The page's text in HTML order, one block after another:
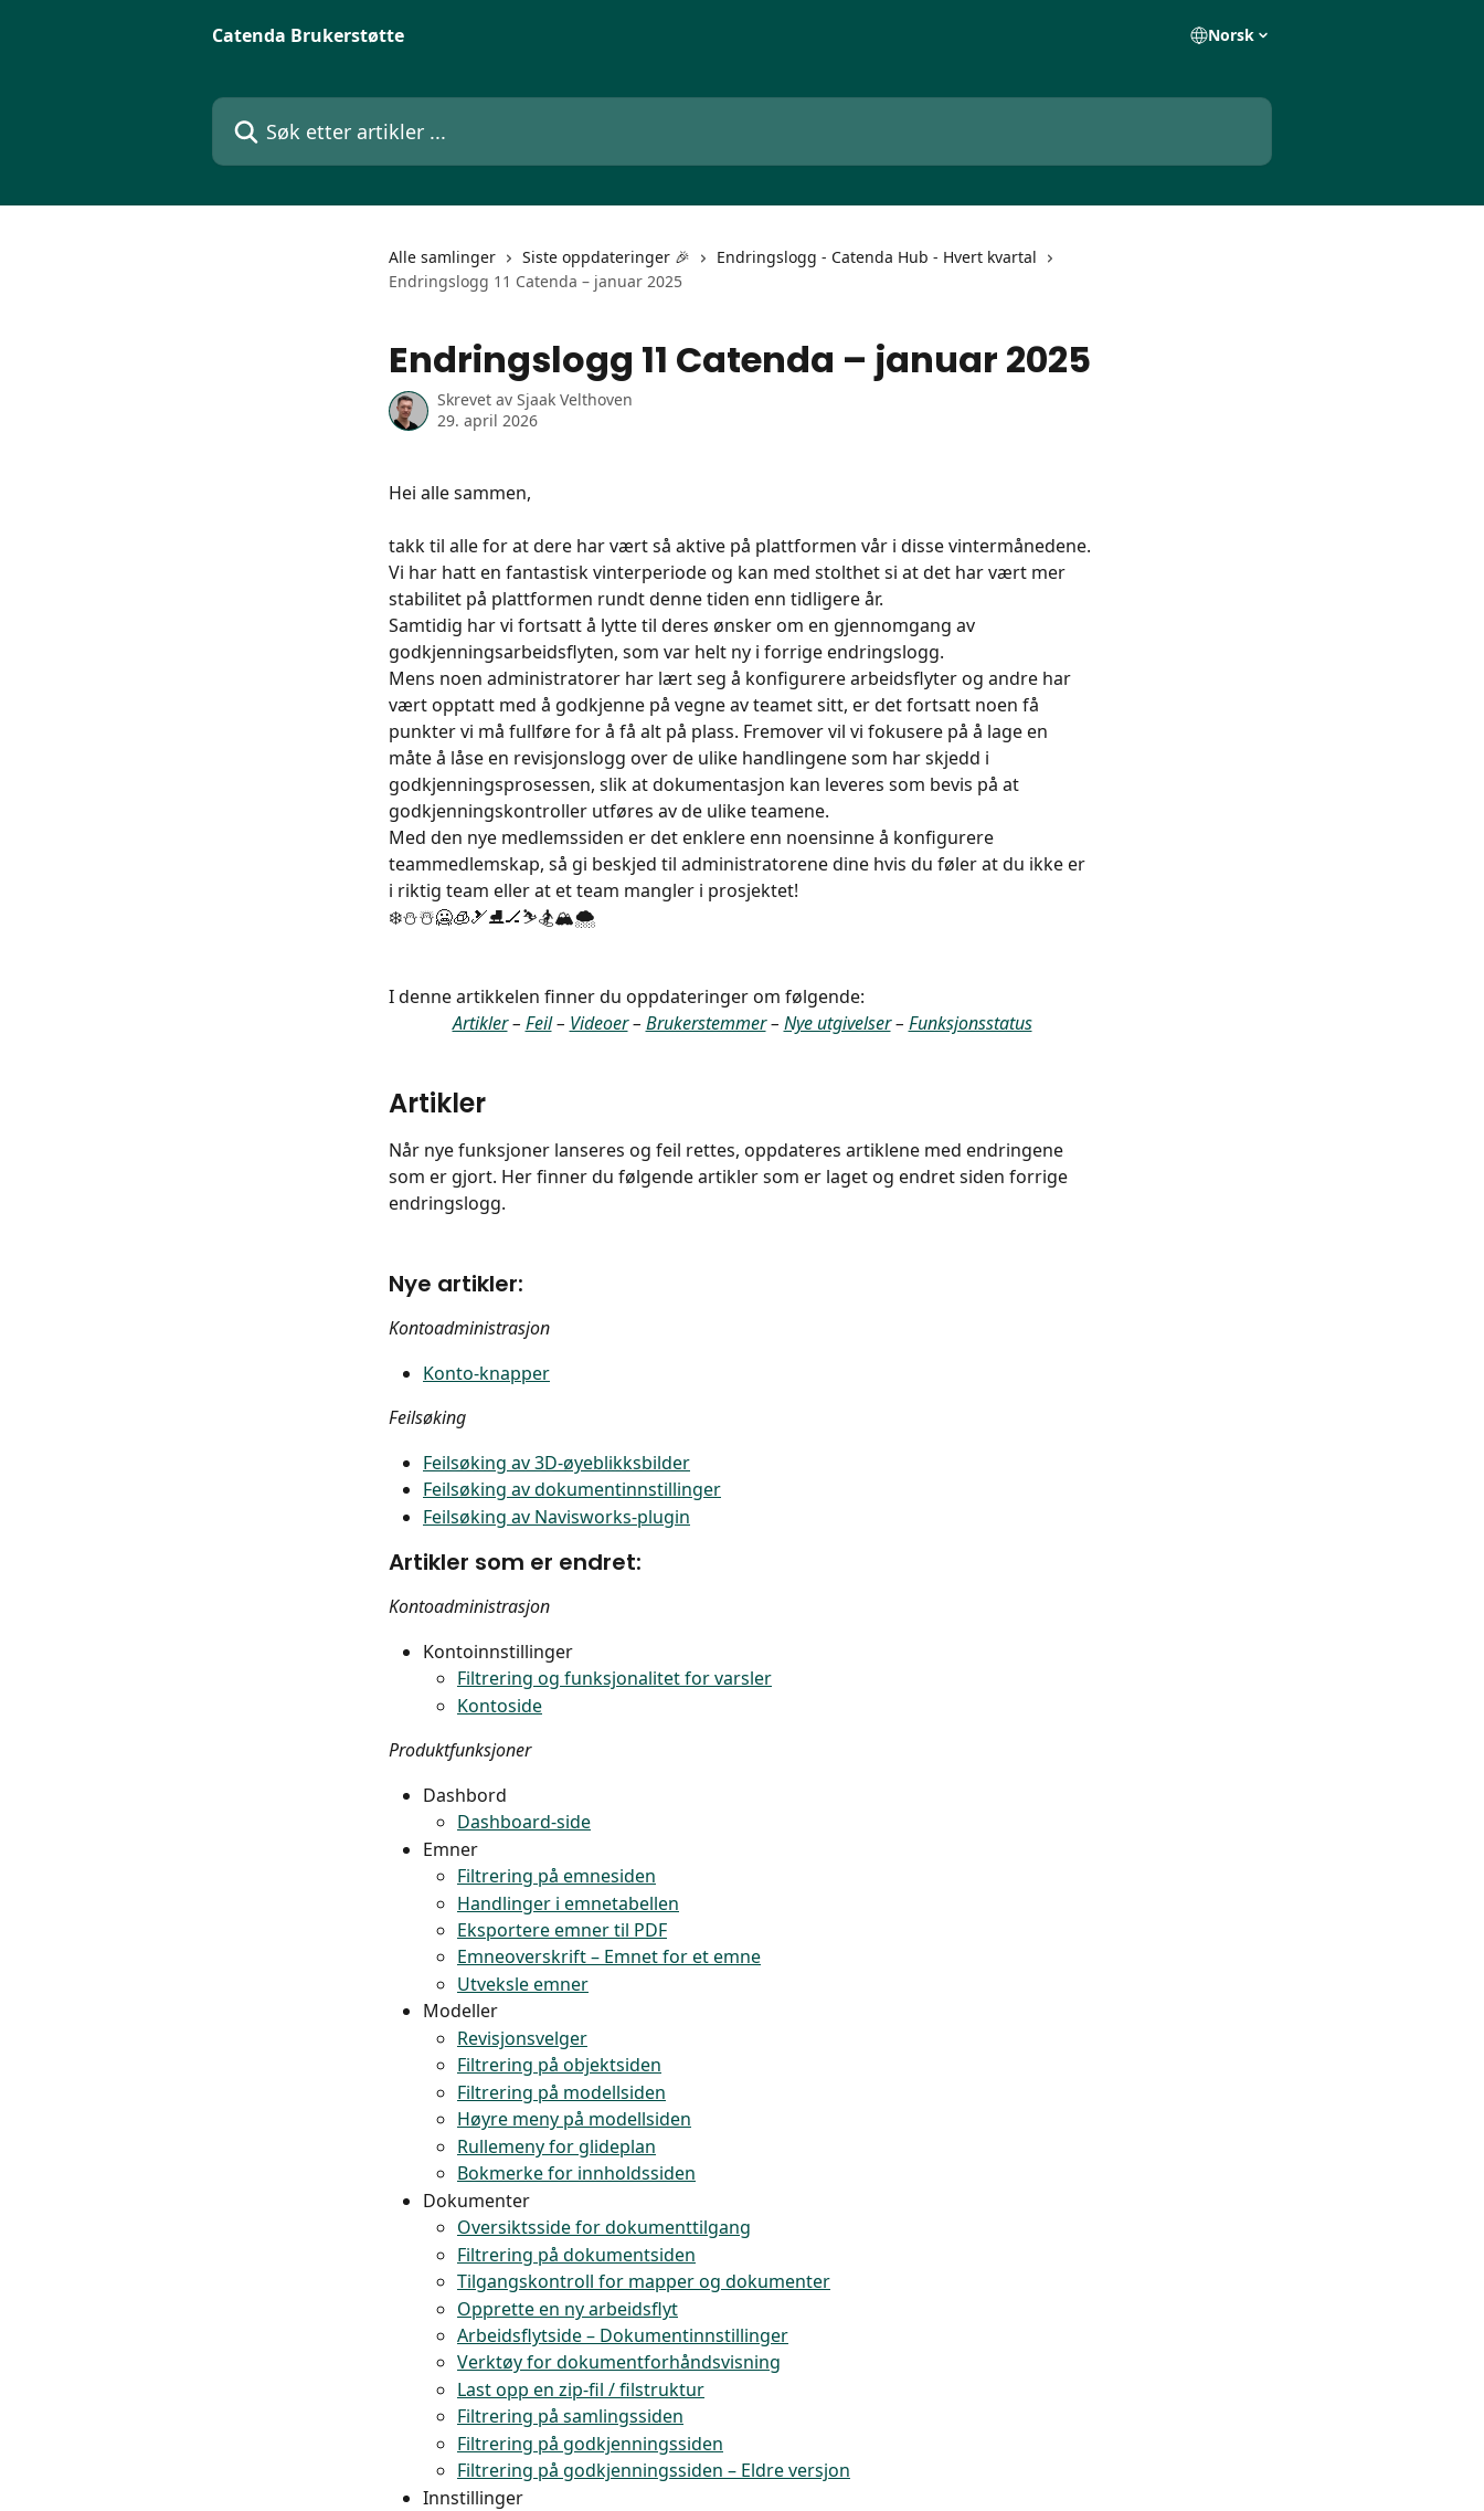
Catenda Brukerstøtte
Norsk
Søk etter artikler ...
Alle samlinger Siste oppdateringer 🎉
Endringslogg - Catenda Hub - Hvert kvartal
Endringslogg 11 Catenda – januar 2025
Endringslogg 11 Catenda – januar 2025
Skrevet av Sjaak Velthoven
29. april 2026
Hei alle sammen,
takk til alle for at dere har vært så aktive på plattformen vår i disse vintermånedene.
Vi har hatt en fantastisk vinterperiode og kan med stolthet si at det har vært mer
stabilitet på plattformen rundt denne tiden enn tidligere år.
Samtidig har vi fortsatt å lytte til deres ønsker om en gjennomgang av
godkjenningsarbeidsflyten, som var helt ny i forrige endringslogg.
Mens noen administratorer har lært seg å konfigurere arbeidsflyter og andre har
vært opptatt med å godkjenne på vegne av teamet sitt, er det fortsatt noen få
punkter vi må fullføre for å få alt på plass. Fremover vil vi fokusere på å lage en
måte å låse en revisjonslogg over de ulike handlingene som har skjedd i
godkjenningsprosessen, slik at dokumentasjon kan leveres som bevis på at
godkjenningskontroller utføres av de ulike teamene.
Med den nye medlemssiden er det enklere enn noensinne å konfigurere
teammedlemskap, så gi beskjed til administratorene dine hvis du føler at du ikke er
i riktig team eller at et team mangler i prosjektet!
❄️⛄☃️🥶🧊🎿⛸️🏒⛷️🏂🏔️🌨️
I denne artikkelen finner du oppdateringer om følgende:
Artikler – Feil – Videoer – Brukerstemmer – Nye utgivelser – Funksjonsstatus
Artikler
Når nye funksjoner lanseres og feil rettes, oppdateres artiklene med endringene
som er gjort. Her finner du følgende artikler som er laget og endret siden forrige
endringslogg.
Nye artikler:
Kontoadministrasjon
Konto-knapper
Feilsøking
Feilsøking av 3D-øyeblikksbilder
Feilsøking av dokumentinnstillinger
Feilsøking av Navisworks-plugin
Artikler som er endret:
Kontoadministrasjon
Kontoinnstillinger
Filtrering og funksjonalitet for varsler
Kontoside
Produktfunksjoner
Dashbord
Dashboard-side
Emner
Filtrering på emnesiden
Handlinger i emnetabellen
Eksportere emner til PDF
Emneoverskrift – Emnet for et emne
Utveksle emner
Modeller
Revisjonsvelger
Filtrering på objektsiden
Filtrering på modellsiden
Høyre meny på modellsiden
Rullemeny for glideplan
Bokmerke for innholdssiden
Dokumenter
Oversiktsside for dokumenttilgang
Filtrering på dokumentsiden
Tilgangskontroll for mapper og dokumenter
Opprette en ny arbeidsflyt
Arbeidsflytside – Dokumentinnstillinger
Verktøy for dokumentforhåndsvisning
Last opp en zip-fil / filstruktur
Filtrering på samlingssiden
Filtrering på godkjenningssiden
Filtrering på godkjenningssiden – Eldre versjon
Innstillinger